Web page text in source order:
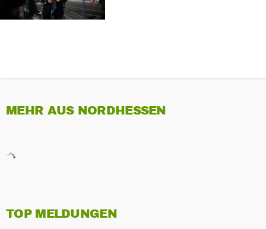
MEHR AUS NORDHESSEN
TOP MELDUNGEN